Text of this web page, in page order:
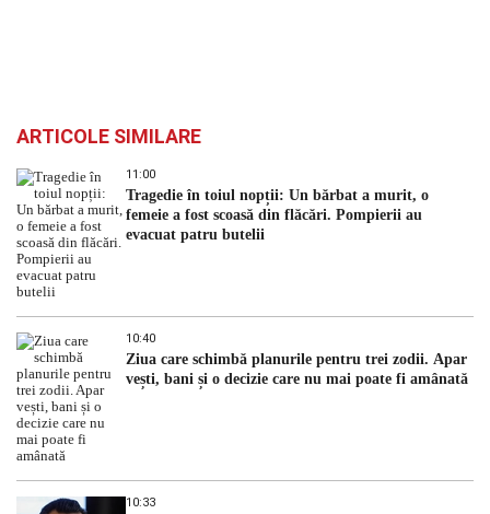
ARTICOLE SIMILARE
11:00
Tragedie în toiul nopții: Un bărbat a murit, o
femeie a fost scoasă din flăcări. Pompierii au
evacuat patru butelii
10:40
Ziua care schimbă planurile pentru trei zodii. Apar
vești, bani și o decizie care nu mai poate fi amânată
10:33